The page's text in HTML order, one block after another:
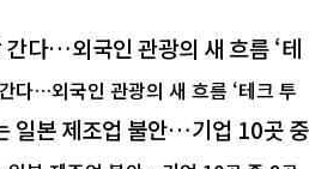
다…외국인 관광의 새 흐름 ‘테
일본 제조업 불안…기업 10곳 중